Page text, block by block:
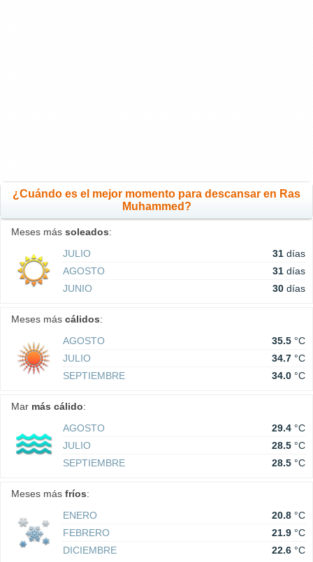
¿Cuándo es el mejor momento para descansar en Ras
Muhammed?
Meses más soleados:
JULIO
31 días
AGOSTO
31 días
JUNIO
30 días
Meses más cálidos:
AGOSTO
35.5 °C
JULIO
34.7 °C
SEPTIEMBRE
34.0 °C
Mar más cálido:
AGOSTO
29.4 °C
JULIO
28.5 °C
SEPTIEMBRE
28.5 °C
Meses más fríos:
ENERO
20.8 °C
FEBRERO
21.9 °C
DICIEMBRE
22.6 °C